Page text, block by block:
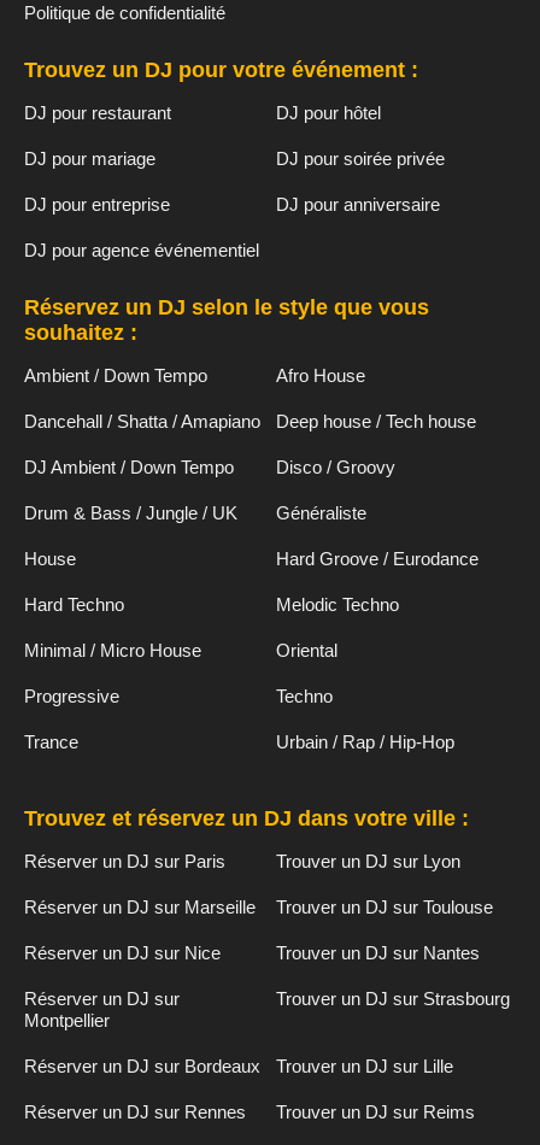
Politique de confidentialité
Trouvez un DJ pour votre événement :
DJ pour restaurant DJ pour hôtel
DJ pour mariage DJ pour soirée privée
DJ pour entreprise DJ pour anniversaire
DJ pour agence événementiel
Réservez un DJ selon le style que vous
souhaitez :
Ambient / Down Tempo Afro House
Dancehall / Shatta / Amapiano Deep house / Tech house
DJ Ambient / Down Tempo Disco / Groovy
Drum & Bass / Jungle / UK Généraliste
House Hard Groove / Eurodance
Hard Techno Melodic Techno
Minimal / Micro House Oriental
Progressive Techno
Trance Urbain / Rap / Hip-Hop
Trouvez et réservez un DJ dans votre ville :
Réserver un DJ sur Paris Trouver un DJ sur Lyon
Réserver un DJ sur Marseille Trouver un DJ sur Toulouse
Réserver un DJ sur Nice Trouver un DJ sur Nantes
Réserver un DJ sur
Montpellier
Trouver un DJ sur Strasbourg
Réserver un DJ sur Bordeaux Trouver un DJ sur Lille
Réserver un DJ sur Rennes Trouver un DJ sur Reims